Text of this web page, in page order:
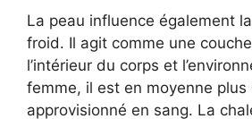
La peau influence également
froid. Il agit comme une
l’intérieur du corps et
femme, il est en moyenne plus
approvisionné en sang. La